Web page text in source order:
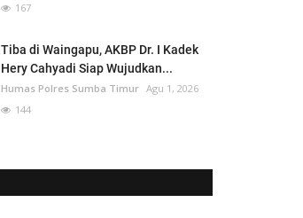
167
Tiba di Waingapu, AKBP Dr. I Kadek
Hery Cahyadi Siap Wujudkan...
Humas Polres Sumba Timur Agu 1, 2026
144